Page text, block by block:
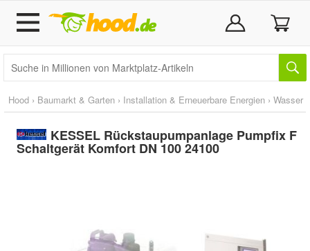
Hood › Baumarkt & Garten › Installation & Erneuerbare Energien › Wasser
KESSEL Rückstaupumpanlage Pumpfix F
Schaltgerät Komfort DN 100 24100